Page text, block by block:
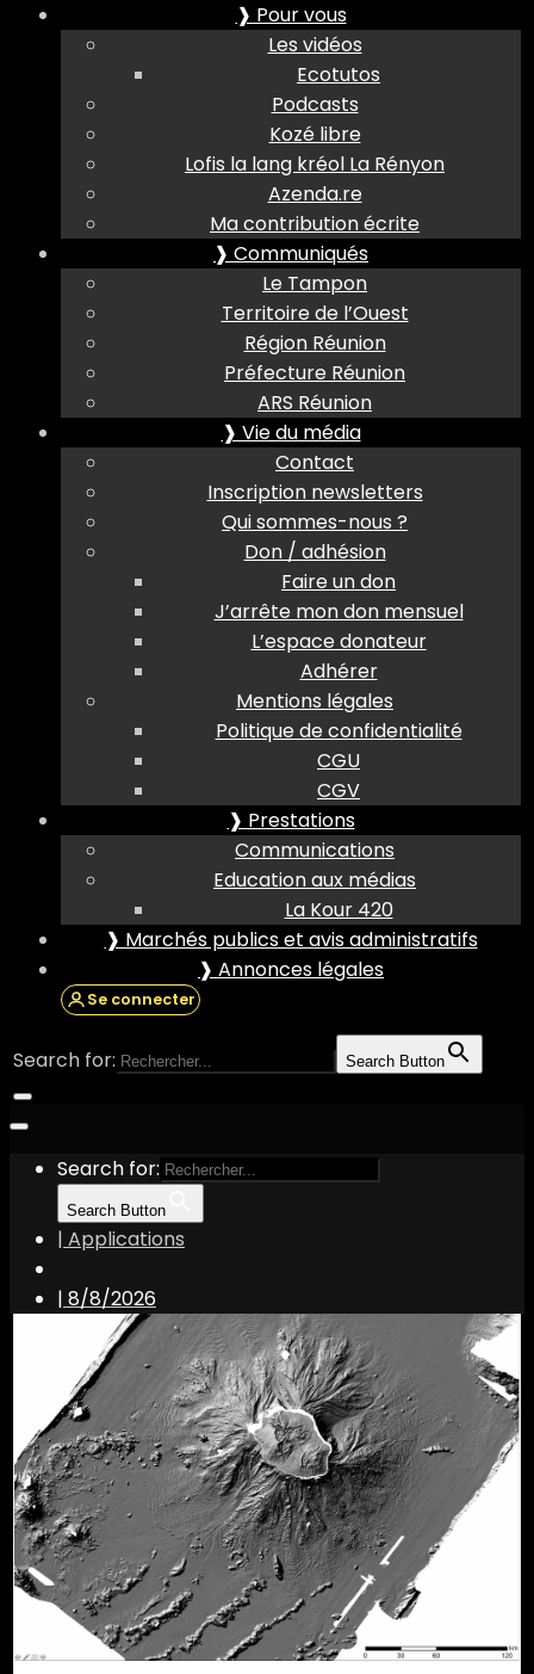
❱ Pour vous
Les vidéos
Ecotutos
Podcasts
Kozé libre
Lofis la lang kréol La Rényon
Azenda.re
Ma contribution écrite
❱ Communiqués
Le Tampon
Territoire de l’Ouest
Région Réunion
Préfecture Réunion
ARS Réunion
❱ Vie du média
Contact
Inscription newsletters
Qui sommes-nous ?
Don / adhésion
Faire un don
J’arrête mon don mensuel
L’espace donateur
Adhérer
Mentions légales
Politique de confidentialité
CGU
CGV
❱ Prestations
Communications
Education aux médias
La Kour 420
❱ Marchés publics et avis administratifs
❱ Annonces légales
Se connecter
Search for: Search Button
Search for:
Search Button
| Applications
| 8/8/2026